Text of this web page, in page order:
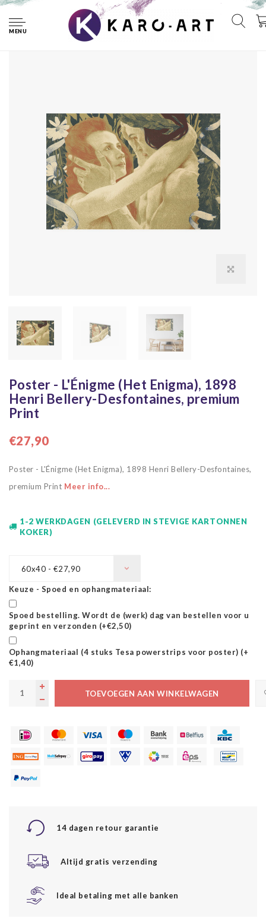
MENU
Poster - L'Énigme (Het Enigma), 1898 Henri Bellery-
Desfontaines, premium Print
Poster - L'Énigme (Het Enigma), 1898
Henri Bellery-Desfontaines, premium
Print
€27,90
Poster - L'Énigme (Het Enigma), 1898 Henri Bellery-Desfontaines,
premium Print Meer info...
1-2 WERKDAGEN (GELEVERD IN STEVIGE KARTONNEN
KOKER)
60x40 - €27,90
Keuze - Spoed en ophangmateriaal:
Spoed bestelling. Wordt de (werk) dag van bestellen voor u
geprint en verzonden (+€2,50)
Ophangmateriaal (4 stuks Tesa powerstrips voor poster) (+
€1,40)
TOEVOEGEN AAN WINKELWAGEN
14 dagen retour garantie
Altijd gratis verzending
Ideal betaling met alle banken